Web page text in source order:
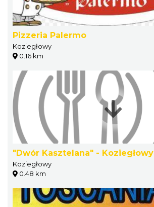
Pizzeria Palermo
Koziegłowy
0.16 km
"Dwór Kasztelana" - Koziegłowy
Koziegłowy
0.48 km